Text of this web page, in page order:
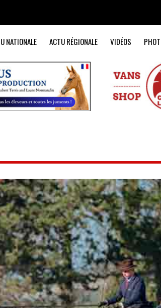
NATIONALE ACTU RÉGIONALE VIDÉOS